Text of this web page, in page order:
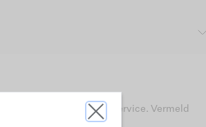
met onze klantenservice. Vermeld